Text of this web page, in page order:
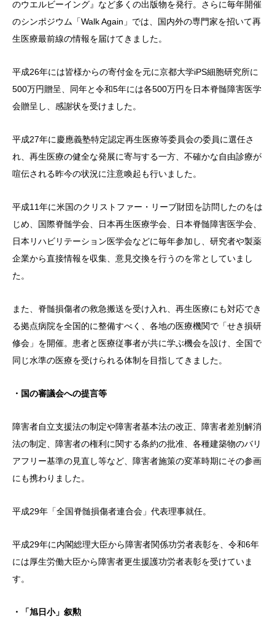
のウエルビーイング』など多くの出版物を発行。さらに毎年開催
のシンポジウム「Walk Again 」では、国内外の専門家を招いて再
生医療最前線の情報を届けてきました。
平成26年には皆様からの寄付金を元に京都大学iPS細胞研究所に
500万円贈呈 、同年と令和5年には各500万円を日本脊髄障害医学
会贈呈し、感謝状を受けました。
平成27年に慶應義塾特定認定再生医療等委員会の委員に選任さ
れ、再生医療の健全な発展に寄与する一方、不確かな自由診療が
喧伝される昨今の状況に注意喚起も行いました。
平成11年に米国のクリストファー・リーブ財団を訪問したのをは
じめ、国際脊髄学会、日本再生医療学会、日本脊髄障害医学会、
日本リハビリテーション医学会などに毎年参加し、研究者や製薬
企業から直接情報を収集、意見交換を行うのを常としていまし
た。
また、脊髄損傷者の救急搬送を受け入れ、再生医療にも対応でき
る拠点病院を全国的に整備すべく、各地の医療機関で「せき損研
修会」を開催。患者と医療従事者が共に学ぶ機会を設け、全国で
同じ水準の医療を受けられる体制を目指してきました。
・国の審議会への提言等
障害者自立支援法の制定や障害者基本法の改正、障害者差別解消
法の制定、障害者の権利に関する条約の批准、各種建築物のバリ
アフリー基準の見直し等など、障害者施策の変革時期にその参画
にも携わりました。
平成29年「全国脊髄損傷者連合会」代表理事就任。
平成29年に内閣総理大臣から障害者関係功労者表彰を、令和6年
には厚生労働大臣から障害者更生援護功労者表彰を受けていま
す。
・「旭日小」叙勲